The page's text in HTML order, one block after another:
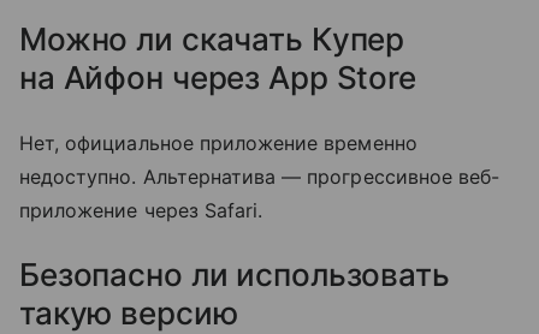
Можно ли скачать Купер
на Айфон через App Store
Нет, официальное приложение временно
недоступно. Альтернатива — прогрессивное веб-
приложение через Safari.
Безопасно ли использовать
такую версию